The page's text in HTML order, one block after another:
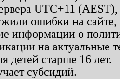
UTC+11
ошибки на
информации о
на актуальные
детей старше 16 лет.
субсидий.